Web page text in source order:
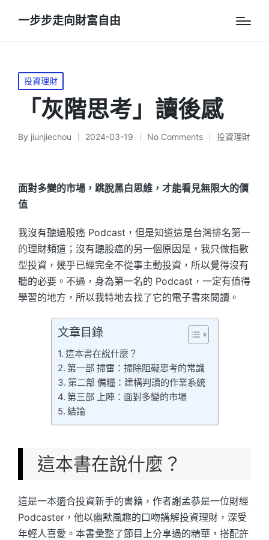
一步步走向財富自由
Posted
in
投資理財
「灰階思考」讀後感
Posted
By jiunjiechou 2024-03-19 No Comments
Posted
投資理財
面對多變的市場，跳脫黑白思維，才能看見無限大的價
值
我沒有聽過股癌 Podcast，但是知道這是台灣排名第一
的理財頻道；沒有聽股癌的另一個原因是，我只做指數
型投資，幾乎已經完全不從事主動投資，所以覺得沒有
聽的必要。不過，身為第一名的 Podcast，一定有值得
學習的地方，所以我特地去找了它的電子書來閱讀。
文章目錄
這本書在說什麼？
第一部 掃雷：掃除阻礙思考的常識
第二部 備糧：建構判讀的作業系統
第三部 上陣：面對多變的市場
結論
這本書在說什麼？
這是一本適合投資新手的書籍，作者謝孟恭是一位財經
Podcaster，他以幽默風趣的口吻講解投資理財，深受
年輕人喜愛。本書彙整了節目上分享過的精華，搭配許